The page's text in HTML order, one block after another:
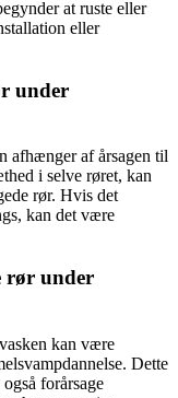
at ruste eller
eller
under
afhænger af årsagen til
i selve røret, kan
rør. Hvis det
kan det være
rør under
kan være
Dette
forårsage